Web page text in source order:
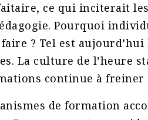
ce qui inciterait
Pourquoi
? Tel est
La culture de l’heure
continue à freiner
de formation